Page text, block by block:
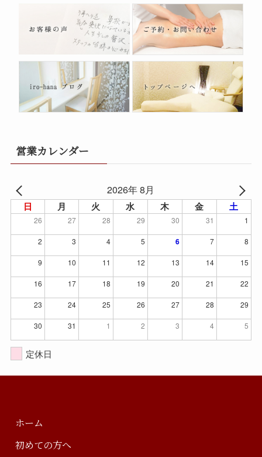
営業カレンダー
2026年 8月
日 月 火 水 木 金 土
26 27 28 29 30 31 1
2 3 4 5 6 7 8
9 10 11 12 13 14 15
16 17 18 19 20 21 22
23 24 25 26 27 28 29
30 31 1 2 3 4 5
定休日
ホーム
初めての方へ